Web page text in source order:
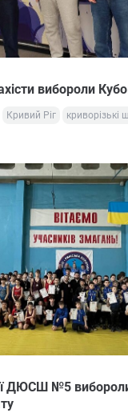
вибороли
Кривий Ріг
криворізькі
ДЮСШ №5